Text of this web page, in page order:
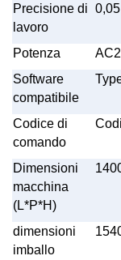
Precisione di
lavoro
Potenza
Software
compatibile
Codice di
comando
Dimensioni
macchina
(L*P*H)
dimensioni
imballo